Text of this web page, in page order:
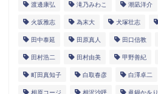
渡邊康弘 滝乃みわこ 潮凪洋介
火坂雅志 為末大 犬塚壮志
田中泰延 田原真人 田口信教
田村浩二 田村由美 甲野善紀
町田真知子 白取春彦 白澤卓二
相原コージ 相沢沙呼 眞鍋かをり